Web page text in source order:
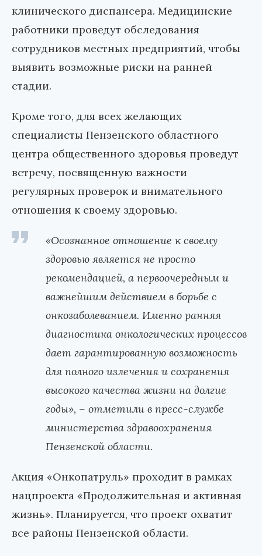
клинического диспансера. Медицинские
работники проведут обследования
сотрудников местных предприятий, чтобы
выявить возможные риски на ранней
стадии.
Кроме того, для всех желающих
специалисты Пензенского областного
центра общественного здоровья проведут
встречу, посвященную важности
регулярных проверок и внимательного
отношения к своему здоровью.
«Осознанное отношение к своему
здоровью является не просто
рекомендацией, а первоочередным и
важнейшим действием в борьбе с
онкозаболеванием. Именно ранняя
диагностика онкологических процессов
дает гарантированную возможность
для полного излечения и сохранения
высокого качества жизни на долгие
годы», – отметили в пресс-службе
министерства здравоохранения
Пензенской области.
Акция «Онкопатруль» проходит в рамках
нацпроекта «Продолжительная и активная
жизнь». Планируется, что проект охватит
все районы Пензенской области.